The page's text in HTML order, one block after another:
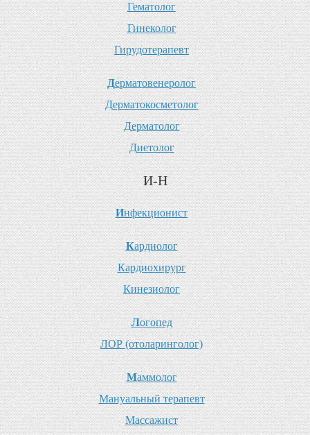
Гематолог
Гинеколог
Гирудотерапевт
Дерматовенеролог
Дерматокосметолог
Дерматолог
Диетолог
И-Н
Инфекционист
Кардиолог
Кардиохирург
Кинезиолог
Логопед
ЛОР (отоларинголог)
Маммолог
Мануальный терапевт
Массажист